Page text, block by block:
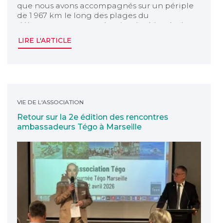
que nous avons accompagnés sur un périple
de 1 967 km le long des plages du
débarquement, en mémoire des blessés de
LIRE L'ARTICLE
VIE DE L'ASSOCIATION
Retour sur la 2e édition des rencontres
ambassadeurs Tégo à Marseille